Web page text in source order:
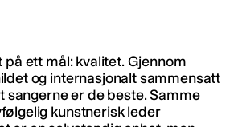
på ett mål: kvalitet. Gjennom
og internasjonalt sammensatt
sangerne er de beste. Samme
kunstnerisk leder